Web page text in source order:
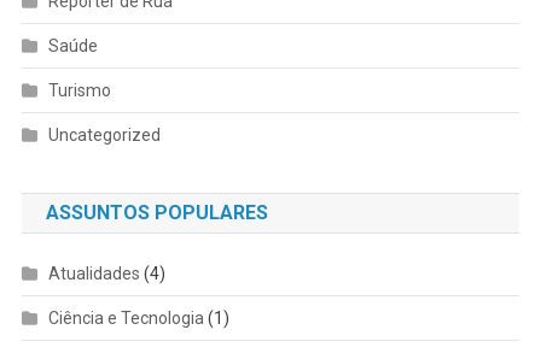
Saúde
Turismo
Uncategorized
ASSUNTOS POPULARES
Atualidades (4)
Ciência e Tecnologia (1)